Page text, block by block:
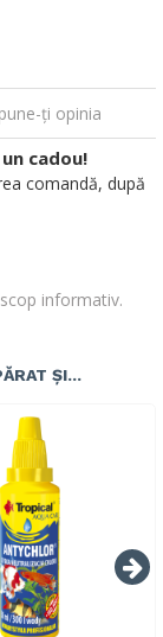
ţi opinia
informativ.
cadou!
comandă, după
ȘI...